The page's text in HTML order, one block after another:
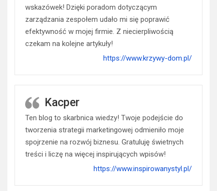
wskazówek! Dzięki poradom dotyczącym
zarządzania zespołem udało mi się poprawić
efektywność w mojej firmie. Z niecierpliwością
czekam na kolejne artykuły!
https://www.krzywy-dom.pl/
Kacper
Ten blog to skarbnica wiedzy! Twoje podejście do
tworzenia strategii marketingowej odmieniło moje
spojrzenie na rozwój biznesu. Gratuluję świetnych
treści i liczę na więcej inspirujących wpisów!
https://www.inspirowanystyl.pl/